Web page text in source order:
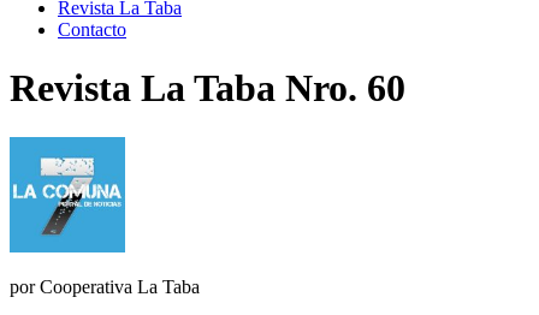
Revista La Taba
Contacto
Revista La Taba Nro. 60
porCooperativa La Taba